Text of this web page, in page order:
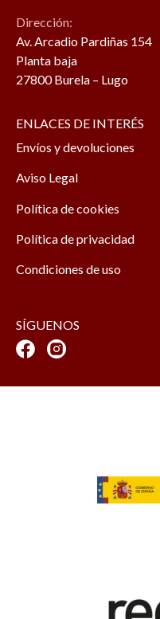
Dirección:
Av. Arcadio Pardiñas 154
Planta baja
27800 Burela – Lugo
ENLACES DE INTERÉS
Envíos y devoluciones
Aviso Legal
Política de cookies
Política de privacidad
Condiciones de uso
SÍGUENOS